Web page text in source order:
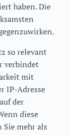
haben. Die
so relevant
verbindet
mit
IP-Adresse
der
diese
mehr als